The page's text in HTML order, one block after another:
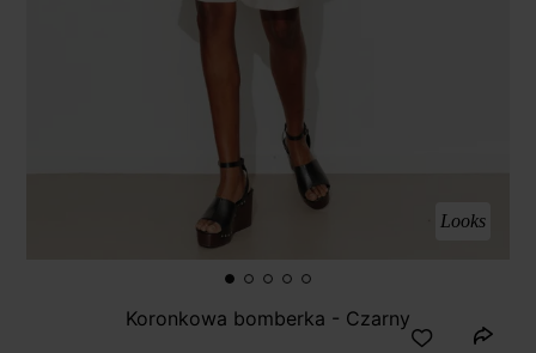
Looks
Koronkowa bomberka - Czarny